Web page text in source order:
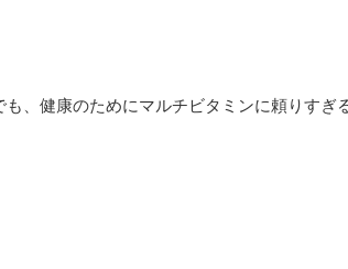
、健康のためにマルチビタミンに頼りすぎ